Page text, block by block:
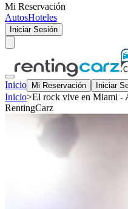
Mi Reservación
AutosHoteles
Iniciar Sesión
Inicio Mi Reservación Iniciar
Inicio>El rock vive en Miami -
RentingCarz